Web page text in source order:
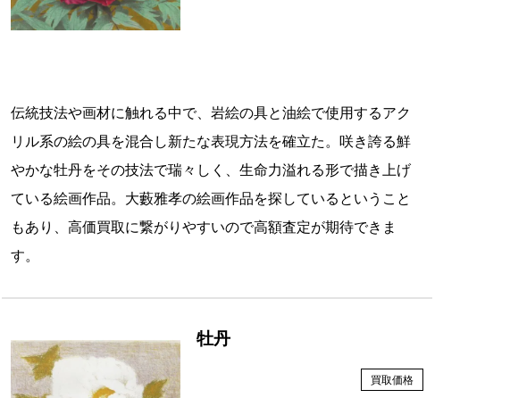
伝統技法や画材に触れる中で、岩絵の具と油絵で使用するアク
リル系の絵の具を混合し新たな表現方法を確立た。咲き誇る鮮
やかな牡丹をその技法で瑞々しく、生命力溢れる形で描き上げ
ている絵画作品。大藪雅孝の絵画作品を探しているということ
もあり、高価買取に繋がりやすいので高額査定が期待できま
す。
牡丹
買取価格